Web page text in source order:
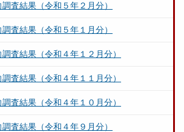
査結果（令和５年２月分）
査結果（令和５年１月分）
査結果（令和４年１２月分）
査結果（令和４年１１月分）
査結果（令和４年１０月分）
査結果（令和４年９月分）